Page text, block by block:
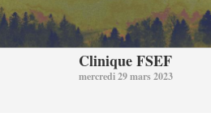
Clinique FSEF
mercredi 29 mars 2023